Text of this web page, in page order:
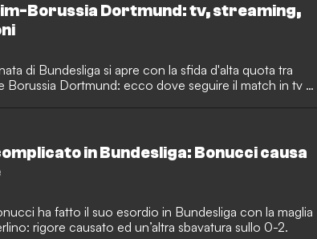
Borussia Dortmund: tv, streaming,
di Bundesliga si apre con la sfida d'alta quota tra
Borussia Dortmund: ecco dove seguire il match in tv e
in Bundesliga: Bonucci causa
ha fatto il suo esordio in Bundesliga con la maglia
rigore causato ed un’altra sbavatura sullo 0-2.